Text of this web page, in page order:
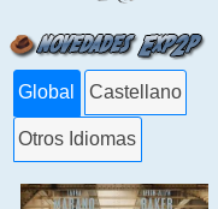
Global Castellano
Otros Idiomas